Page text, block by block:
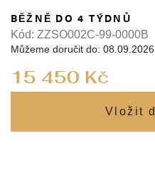
15 450 Kč
BĚŽNĚ DO 4 TÝDNŮ
Můžeme doručit do: 08.09.2026
Kód: ZZSO002C-99-0000B